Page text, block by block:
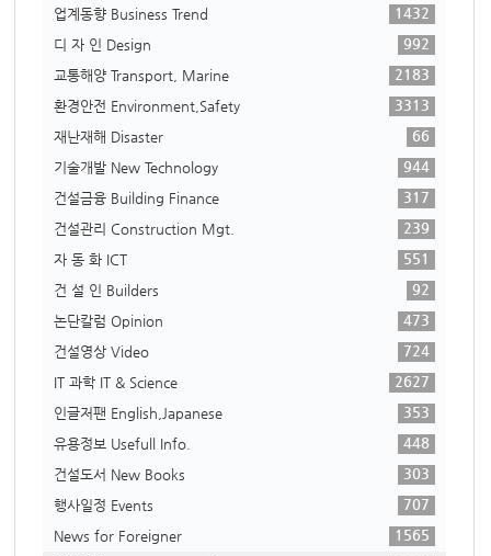
업계동향 Business Trend
1432
디 자 인 Design
992
교통해양 Transport, Marine
2183
환경안전 Environment,Safety
3313
재난재해 Disaster
66
기술개발 New Technology
944
건설금융 Building Finance
317
건설관리 Construction Mgt.
239
자 동 화 ICT
551
건 설 인 Builders
92
논단칼럼 Opinion
473
건설영상 Video
724
IT 과학 IT & Science
2627
인글저팬 English,Japanese
353
유용정보 Usefull Info.
448
건설도서 New Books
303
행사일정 Events
707
News for Foreigner
1565